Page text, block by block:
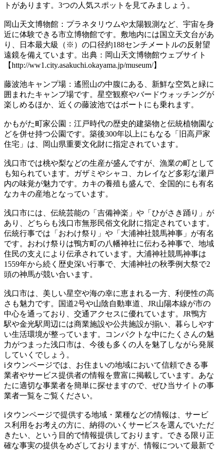
トがあります。3つの人気スポットを見てみましょう。
岡山天文博物館：プラネタリウムや太陽観測など、宇宙を身
近に体験できる市立博物館です。敷地内には国立天文台があ
り、日本最大級（※）の口径約188センチメートルの反射望
遠鏡を備えています。出典：岡山天文博物館ウェブサイト
【http://ww1.city.asakuchi.okayama.jp/museum/】
藤波池キャンプ場：遙照山の中腹にある、新鮮な空気と緑に
囲まれたキャンプ場です。星空観察やバードウォッチングが
楽しめるほか、近くの藤波池ではボートにも乗れます。
かもがた町家公園：江戸時代の歴史的建築物と伝統植物園な
どを併せ持つ公園です。築後300年以上にもなる「旧高戸家
住宅」は、岡山県重要文化財に指定されています。
浅口市では桃や梨などの生産が盛んですが、漁業の町として
も知られています。ガザミやシャコ、カレイなど多彩な瀬戸
内の味覚が魅力です。カキの養殖も盛んで、全国的にも有名
なカキの産地となっています。
浅口市には、伝統芸能の「吉備神楽」や「ひがさき踊り」が
あり、どちらも浅口市無形民俗文化財に指定されています。
伝統行事では「おわけ祭り」や「大浦神社競馬神事」が有名
です。おわけ祭りは鴨方町の八幡神社に伝わる神事で、地域
住民の支えにより伝承されています。大浦神社競馬神事は
1559年から続く歴史深い行事で、大浦神社の秋季例大祭で2
頭の神馬が競い合います。
浅口市は、美しい星空や海の幸に恵まれる一方、利便性の高
さも魅力です。国道2号や山陰自動車道、JR山陽本線が市の
中心を通っており、交通アクセスに優れています。JR鴨方
駅や金光駅周辺には商業施設や公共施設が揃い、暮らしやす
い生活環境が整っています。コンパクトな中にたくさんの魅
力がつまった浅口市は、今後も多くの人を魅了しながら発展
していくでしょう。
iタウンページでは、お住まいの地域において信頼できる事
業者やサービス提供者の情報を豊富に掲載しています。あな
たに適切な事業者を簡単に探せますので、ぜひ当サイトの事
業者一覧をご覧ください。
iタウンページで提供する地域・業種などの情報は、サービ
ス利用をお考えの方に、納得のいくサービスを選んでいただ
きたい、という目的で情報提供しております。できる限り正
確な事実の提供をめざしておりますが、情報について最新で